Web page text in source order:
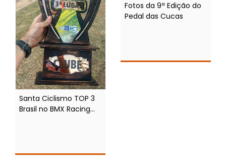
Santa Ciclismo TOP 3
Brasil no BMX Racing
Fotos da 9ª Edição do
Pedal das Cucas